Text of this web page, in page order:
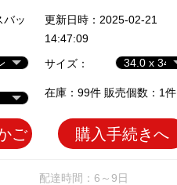
バッ
更新日時：2025-02-21
14:47:09
サイズ：
在庫：99件 販売個数：1件
ご 購入手続きへ
配達時間：6～9日